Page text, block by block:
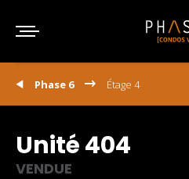
Phase 6 Étage 4
Unité 404
VENDUE